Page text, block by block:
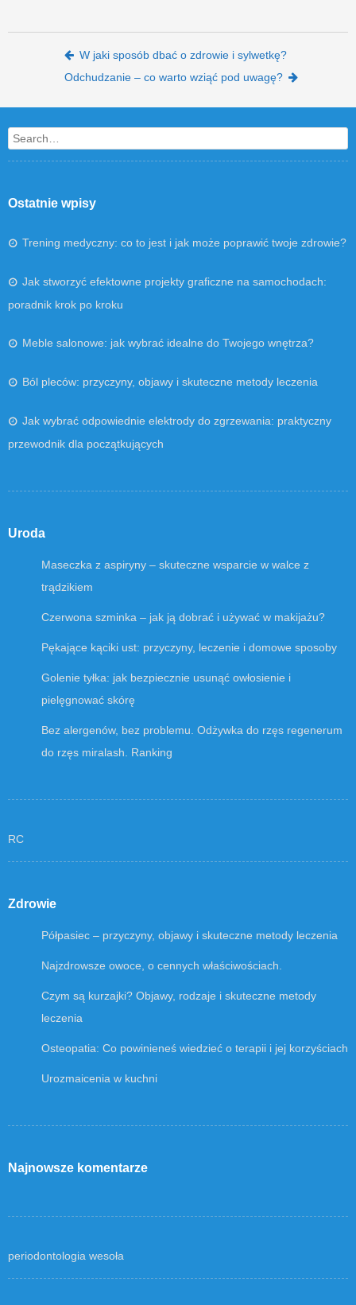
Post navigation
W jaki sposób dbać o zdrowie i sylwetkę?
Odchudzanie – co warto wziąć pod uwagę?
Search
Ostatnie wpisy
Trening medyczny: co to jest i jak może poprawić twoje zdrowie?
Jak stworzyć efektowne projekty graficzne na samochodach:
poradnik krok po kroku
Meble salonowe: jak wybrać idealne do Twojego wnętrza?
Ból pleców: przyczyny, objawy i skuteczne metody leczenia
Jak wybrać odpowiednie elektrody do zgrzewania: praktyczny
przewodnik dla początkujących
Uroda
Maseczka z aspiryny – skuteczne wsparcie w walce z
trądzikiem
Czerwona szminka – jak ją dobrać i używać w makijażu?
Pękające kąciki ust: przyczyny, leczenie i domowe sposoby
Golenie tyłka: jak bezpiecznie usunąć owłosienie i
pielęgnować skórę
Bez alergenów, bez problemu. Odżywka do rzęs regenerum
do rzęs miralash. Ranking
RC
Zdrowie
Półpasiec – przyczyny, objawy i skuteczne metody leczenia
Najzdrowsze owoce, o cennych właściwościach.
Czym są kurzajki? Objawy, rodzaje i skuteczne metody
leczenia
Osteopatia: Co powinieneś wiedzieć o terapii i jej korzyściach
Urozmaicenia w kuchni
Najnowsze komentarze
periodontologia wesoła